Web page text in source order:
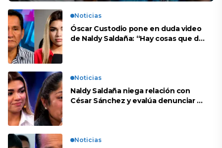
Noticias
Óscar Custodio pone en duda video
de Naldy Saldaña: “Hay cosas que de
Noticias
Naldy Saldaña niega relación con
César Sánchez y evalúa denunciar a
Noticias